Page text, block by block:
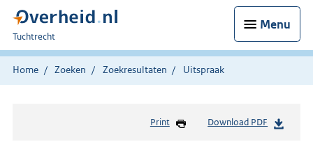
Menu
U
bent
hier:
Tuchtrecht
Home Zoeken Zoekresultaten Uitspraak
Print Download PDF